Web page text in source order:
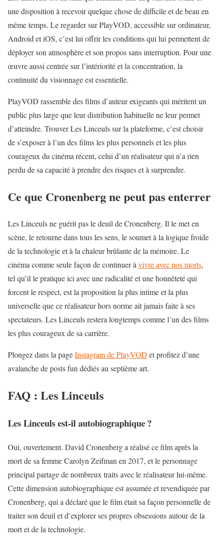
une disposition à recevoir quelque chose de difficile et de beau en
même temps. Le regarder surPlayVOD, accessible sur ordinateur,
Android et iOS, c’est lui offrir les conditions qui lui permettent de
déployer son atmosphère et son propos sans interruption. Pour une
œuvre aussi centrée sur l’intériorité et la concentration, la
continuité du visionnage est essentielle.
PlayVOD rassemble des films d’auteur exigeants qui méritent un
public plus large que leur distribution habituelle ne leur permet
d’atteindre. Trouver Les Linceuls sur la plateforme, c’est choisir
de s’exposer à l’un des films les plus personnels et les plus
courageux du cinéma récent, celui d’un réalisateur qui n’a rien
perdu de sa capacité à prendre des risques et à surprendre.
Ce que Cronenberg ne peut pas enterrer
Les Linceuls ne guérit pas le deuil de Cronenberg. Il le met en
scène, le retourne dans tous les sens, le soumet à la logique froide
de la technologie et à la chaleur brûlante de la mémoire. Le
cinéma comme seule façon de continuer à vivre avec nos morts,
tel qu’il le pratique ici avec une radicalité et une honnêteté qui
forcent le respect, est la proposition la plus intime et la plus
universelle que ce réalisateur hors norme ait jamais faite à ses
spectateurs. Les Linceuls restera longtemps comme l’un des films
les plus courageux de sa carrière.
Plongez dans la pageInstagram de PlayVOD et profitez d’une
avalanche de posts fun dédiés au septième art.
FAQ : Les Linceuls
Les Linceuls est-il autobiographique ?
Oui, ouvertement. David Cronenberg a réalisé ce film après la
mort de sa femme Carolyn Zeifman en 2017, et le personnage
principal partage de nombreux traits avec le réalisateur lui-même.
Cette dimension autobiographique est assumée et revendiquée par
Cronenberg, qui a déclaré que le film était sa façon personnelle de
traiter son deuil et d’explorer ses propres obsessions autour de la
mort et de la technologie.